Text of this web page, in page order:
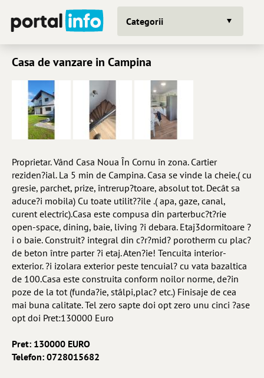
Categorii
Casa de vanzare in Campina
Proprietar. Vând Casa Noua În Cornu în zona. Cartier
reziden?ial. La 5 min de Campina. Casa se vinde la cheie.( cu
gresie, parchet, prize, întrerup?toare, absolut tot. Decât sa
aduce?i mobila) Cu toate utilit??ile .( apa, gaze, canal,
curent electric).Casa este compusa din parterbuc?t?rie
open-space, dining, baie, living ?i debara. Etaj3dormitoare ?
i o baie. Construit? integral din c?r?mid? porotherm cu plac?
de beton între parter ?i etaj. Aten?ie! Tencuita interior-
exterior. ?i izolara exterior peste tencuial? cu vata bazaltica
de 100.Casa este construita conform noilor norme, de?in
poze de la tot (funda?ie, stâlpi,plac? etc.) Finisaje de cea
mai buna calitate. Tel zero sapte doi opt zero unu cinci ?ase
opt doi Pret:130000 Euro
Pret: 130000 EURO
Telefon: 0728015682